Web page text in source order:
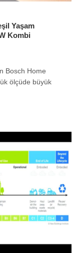
Yaşam
Kombi
Bosch Home
ölçüde büyük